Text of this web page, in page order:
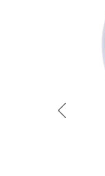
Previous